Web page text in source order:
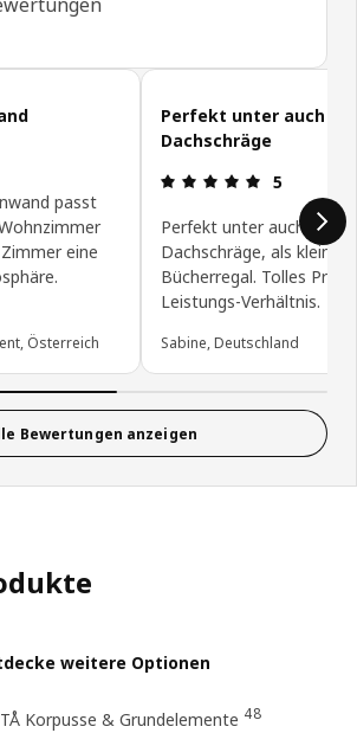
überspringen
5 von 5 Sterne
passt
eine
Österreich
Perfekt unter auch der
Dachschräge
5
Perfekt unter auch der
Dachschräge, als kleines
Bücherregal. Tolles Preis-
Leistungs-Verhältnis.
Sabine, Deutschland
Bewertungen anzeigen
weitere Optionen
Korpusse & Grundelemente 48